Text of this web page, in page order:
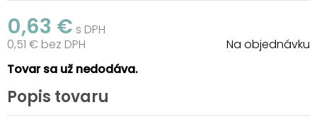
0,63 € s DPH
0,51 € bez DPH
Na objednávku
Tovar sa už nedodáva.
Popis tovaru